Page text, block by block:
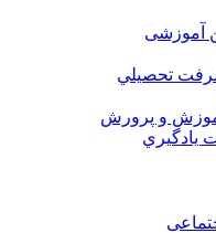
آموزشی
تحصيلي
آموزش و پرورش
يادگيري